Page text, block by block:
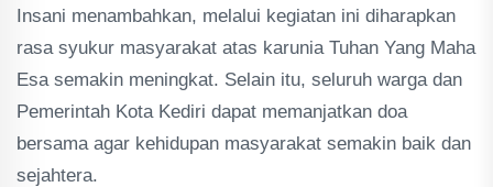
Insani menambahkan, melalui kegiatan ini diharapkan
rasa syukur masyarakat atas karunia Tuhan Yang Maha
Esa semakin meningkat. Selain itu, seluruh warga dan
Pemerintah Kota Kediri dapat memanjatkan doa
bersama agar kehidupan masyarakat semakin baik dan
sejahtera.